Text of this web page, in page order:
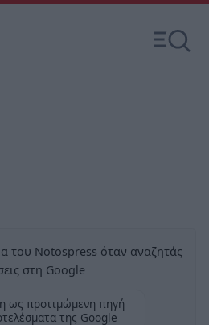
του Notospress όταν αναζητάς
στη Google
ως προτιμώμενη πηγή
της Google